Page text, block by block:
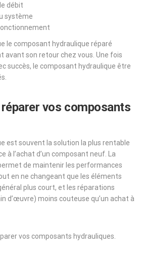
débit
système
le composant hydraulique réparé
son retour chez vous. Une fois
succès, le composant hydraulique être
vos composants
est souvent la solution la plus rentable
à l’achat d’un composant neuf. La
de maintenir les performances
en ne changeant que les éléments
plus court, et les réparations
d’œuvre) moins couteuse qu’un achat à
vos composants hydrauliques.